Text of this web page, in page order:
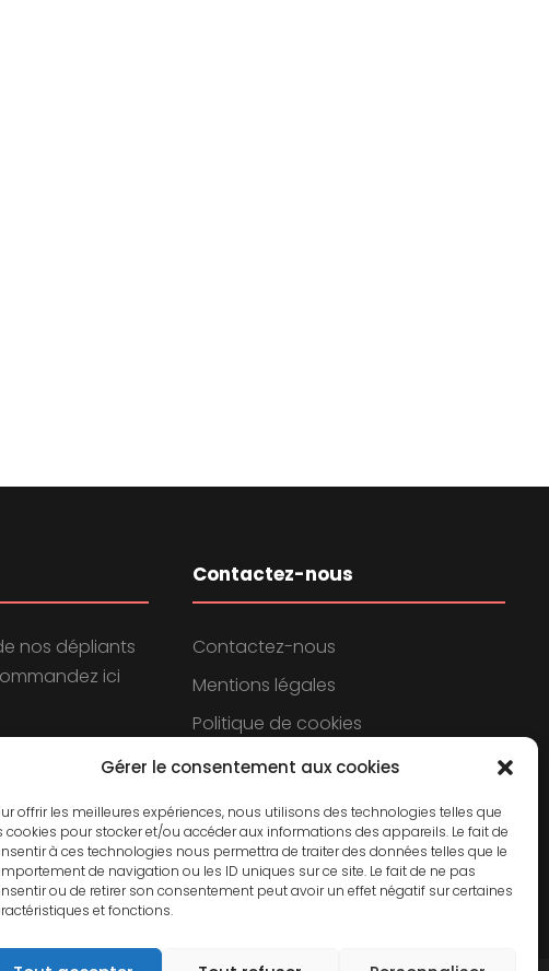
Gérer le consentement aux cookies
offrir les meilleures expériences, nous utilisons des technologies telles que
cookies pour stocker et/ou accéder aux informations des appareils. Le fait de
à ces technologies nous permettra de traiter des données telles que le
de navigation ou les ID uniques sur ce site. Le fait de ne pas
ou de retirer son consentement peut avoir un effet négatif sur certaines
et fonctions.
nos dépliants
ici
Contactez-nous
Contactez-nous
Mentions légales
Politique de cookies
Politique de confidentialité